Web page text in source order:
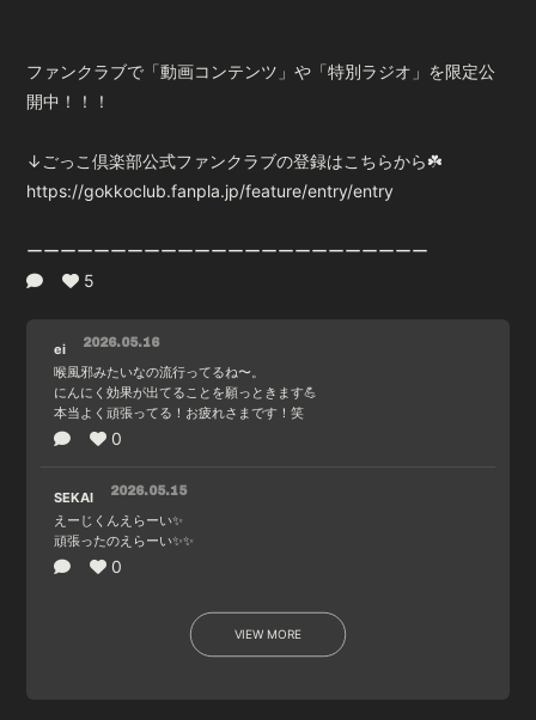
ファンクラブで「動画コンテンツ」や「特別ラジオ」を限定公
開中！！！
↓ごっこ倶楽部公式ファンクラブの登録はこちらから☘️
https://gokkoclub.fanpla.jp/feature/entry/entry
ーーーーーーーーーーーーーーーーーーーーーーーー
5
ei 2026.05.16
喉風邪みたいなの流行ってるね〜。
にんにく効果が出てることを願っときます💪
本当よく頑張ってる！お疲れさまです！笑
0
SEKAI 2026.05.15
えーじくんえらーい✨
頑張ったのえらーい✨✨
0
VIEW MORE